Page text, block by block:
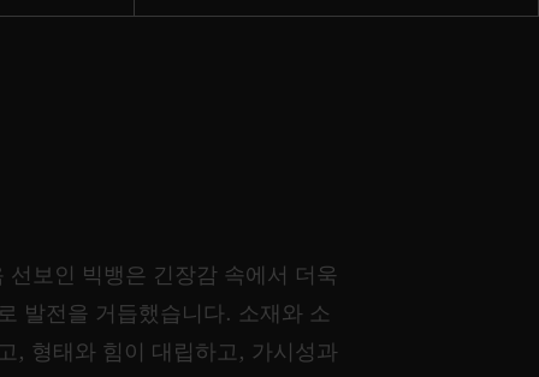
선보인 빅뱅은 긴장감 속에서 더욱
발전을 거듭했습니다. 소재와 소
, 형태와 힘이 대립하고, 가시성과